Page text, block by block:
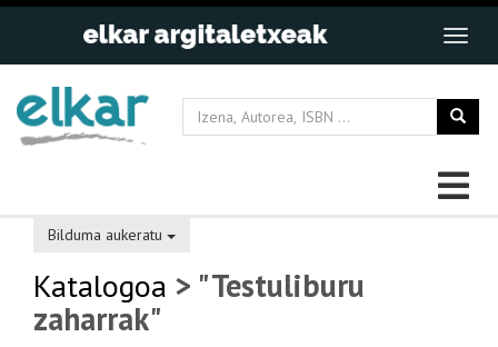
Bilduma aukeratu
Katalogoa > "Testuliburu
zaharrak"